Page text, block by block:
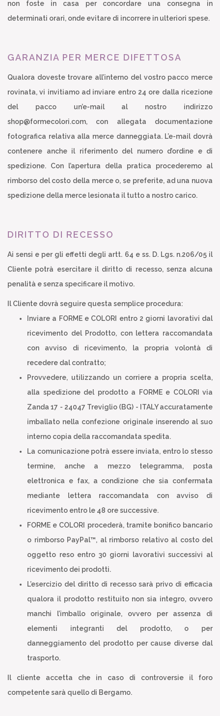
non foste in casa per concordare una consegna in
determinati orari, onde evitare di incorrere in ulteriori spese.
GARANZIA PER MERCE DIFETTOSA
Qualora doveste trovare all’interno del vostro pacco merce
rovinata, vi invitiamo ad inviare entro 24 ore dalla ricezione
del pacco un’e-mail al nostro indirizzo
shop@formecolori.com, con allegata documentazione
fotografica relativa alla merce danneggiata. L’e-mail dovrà
contenere anche il riferimento del numero d’ordine e di
spedizione. Con l’apertura della pratica procederemo al
rimborso del costo della merce o, se preferite, ad una nuova
spedizione della merce lesionata il tutto a nostro carico.
DIRITTO DI RECESSO
Ai sensi e per gli effetti degli artt. 64 e ss. D. Lgs. n.206/05 il
Cliente potrà esercitare il diritto di recesso, senza alcuna
penalità e senza specificare il motivo.
Il Cliente dovrà seguire questa semplice procedura:
Inviare a FORME e COLORI entro 2 giorni lavorativi dal
ricevimento del Prodotto, con lettera raccomandata
con avviso di ricevimento, la propria volontà di
recedere dal contratto;
Provvedere, utilizzando un corriere a propria scelta,
alla spedizione del prodotto a FORME e COLORI via
Zanda 17 - 24047 Treviglio (BG) - ITALY accuratamente
imballato nella confezione originale inserendo al suo
interno copia della raccomandata spedita.
La comunicazione potrà essere inviata, entro lo stesso
termine, anche a mezzo telegramma, posta
elettronica e fax, a condizione che sia confermata
mediante lettera raccomandata con avviso di
ricevimento entro le 48 ore successive.
FORME e COLORI procederà, tramite bonifico bancario
o rimborso PayPal™, al rimborso relativo al costo del
oggetto reso entro 30 giorni lavorativi successivi al
ricevimento dei prodotti.
L’esercizio del diritto di recesso sarà privo di efficacia
qualora il prodotto restituito non sia integro, ovvero
manchi l’imballo originale, ovvero per assenza di
elementi integranti del prodotto, o per
danneggiamento del prodotto per cause diverse dal
trasporto.
Il cliente accetta che in caso di controversie il foro
competente sarà quello di Bergamo.